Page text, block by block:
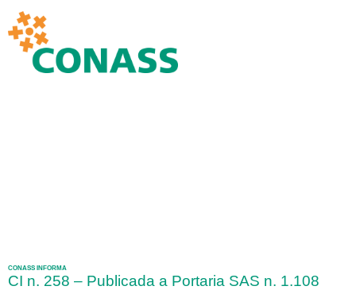
CONASS INFORMA
CI n. 258 – Publicada a Portaria SAS n. 1.108